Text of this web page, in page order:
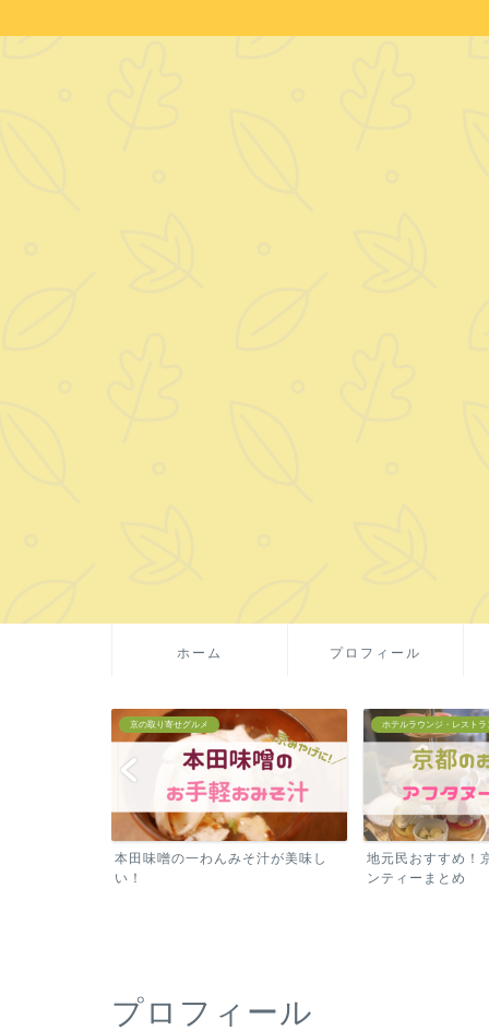
ホーム プロフィール
ホテルラウンジ・レストラン
地元民おすすめ！京都のアフタヌー
ンティーまとめ
京の取り寄せグルメ
京都・吉祥菓寮の
産に！賞味期限が
プロフィール